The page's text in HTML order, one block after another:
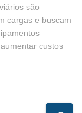
são
cargas e buscam
custos